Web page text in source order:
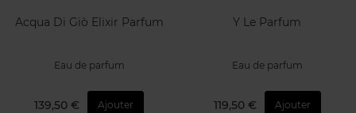
Acqua Di Giò Elixir Parfum
Eau de parfum
139,50 € Ajouter
Y Le Parfum
Eau de parfum
119,50 € Ajouter